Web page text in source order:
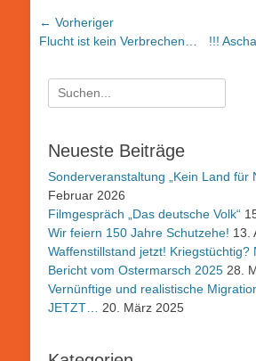
Beitragsnavigation
← Vorheriger
Vorheriger
Flucht ist kein Verbrechen…
Nächster
!!!
Suchen
nach:
Neueste Beiträge
Sonderveranstaltung „Kein Land für
Februar 2026
Filmgespräch „Das deutsche Volk“
Wir feiern 150 Jahre Schutzehe! 13.
Waffenstillstand jetzt! Kriegstüchtig?
Bericht vom Ostermarsch 2025 28.
Vernünftige und realistische
JETZT…
20. März 2025